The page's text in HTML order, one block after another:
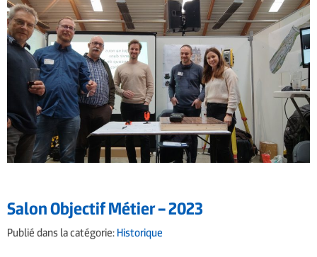
Salon Objectif Métier – 2023
Publié dans la catégorie:Historique